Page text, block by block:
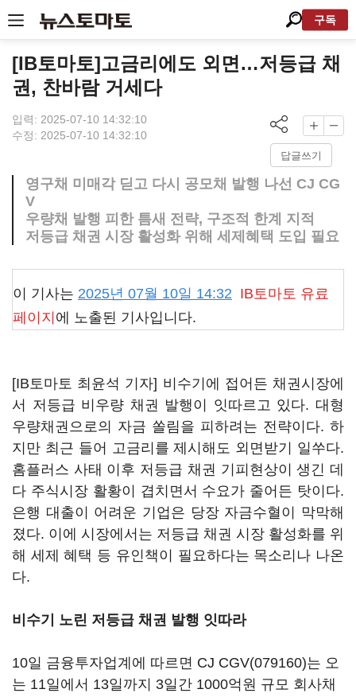
구독
[IB토마토]고금리에도 외면…저등급 채
권, 찬바람 거세다
입력: 2025-07-10 14:32:10
수정: 2025-07-10 14:32:10
답글쓰기
영구채 미매각 딛고 다시 공모채 발행 나선 CJ CG
V
우량채 발행 피한 틈새 전략, 구조적 한계 지적
저등급 채권 시장 활성화 위해 세제혜택 도입 필요
이 기사는 2025년 07월 10일 14:32 IB토마토 유료
페이지 에 노출된 기사입니다.
[IB토마토 최윤석 기자] 비수기에 접어든 채권시장에
서 저등급 비우량 채권 발행이 잇따르고 있다. 대형
우량채권으로의 자금 쏠림을 피하려는 전략이다. 하
지만 최근 들어 고금리를 제시해도 외면받기 일쑤다.
홈플러스 사태 이후 저등급 채권 기피현상이 생긴 데
다 주식시장 활황이 겹치면서 수요가 줄어든 탓이다.
은행 대출이 어려운 기업은 당장 자금수혈이 막막해
졌다. 이에 시장에서는 저등급 채권 시장 활성화를 위
해 세제 혜택 등 유인책이 필요하다는 목소리나 나온
다.
비수기 노린 저등급 채권 발행 잇따라
10일 금융투자업계에 따르면 CJ CGV(079160)는 오
는 11일에서 13일까지 3일간 1000억원 규모 회사채